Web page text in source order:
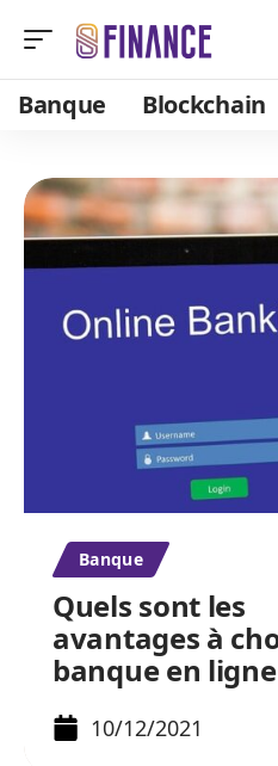
Banque Blockchain
Banque
Quels sont les
avantages à
banque en ligne
10/12/2021